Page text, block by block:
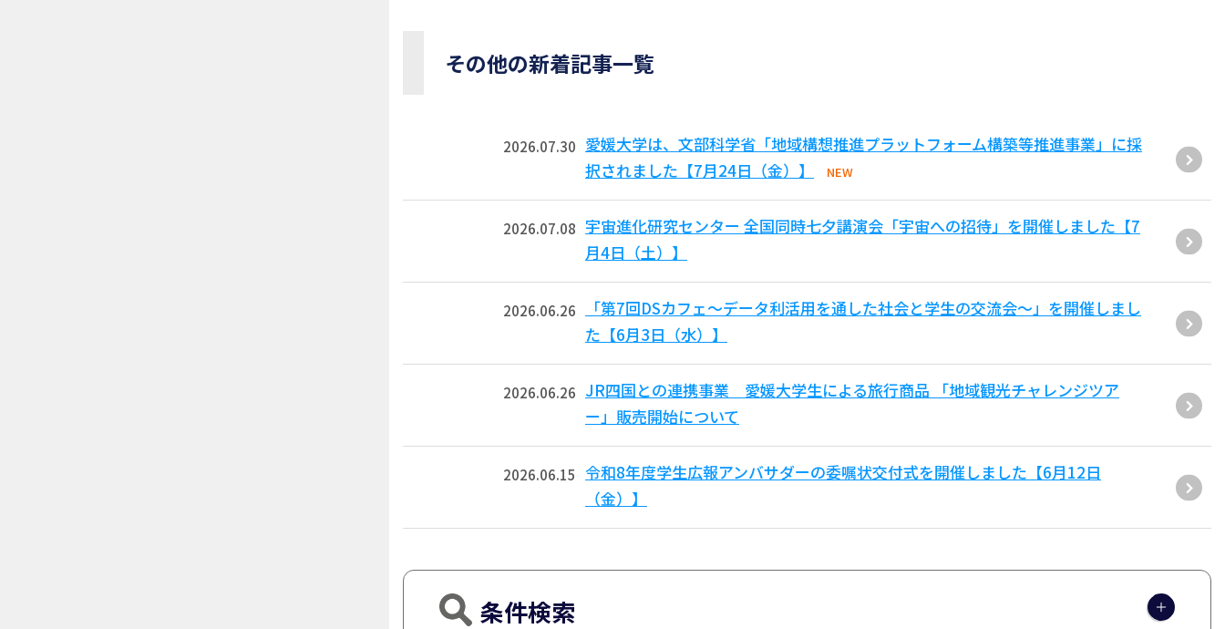
その他の新着記事一覧
2026.07.30 愛媛大学は、文部科学省「地域構想推進プラットフォーム構築等推進事業」に採
択されました【7月24日（金）】
NEW
2026.07.08 宇宙進化研究センター 全国同時七夕講演会「宇宙への招待」を開催しました【7
月4日（土）】
2026.06.26
「第7回DSカフェ〜データ利活用を通した社会と学生の交流会〜」を開催しまし
た【6月3日（水）】
2026.06.26 JR四国との連携事業 愛媛大学生による旅行商品 「地域観光チャレンジツア
ー」販売開始について
2026.06.15 令和8年度学生広報アンバサダーの委嘱状交付式を開催しました【6月12日
（金）】
条件検索